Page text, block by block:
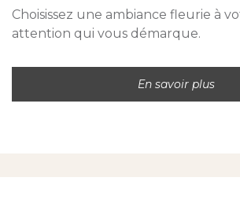
Choisissez une ambiance fleurie à
attention qui vous démarque.
En savoir plus